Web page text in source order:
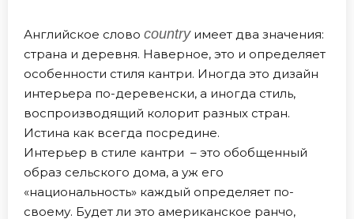
Английское слово countryимеет два значения:
страна и деревня. Наверное, это и определяет
особенности стиля кантри. Иногда это дизайн
интерьера по-деревенски, а иногда стиль,
воспроизводящий колорит разных стран.
Истина как всегда посредине.
Интерьер в стиле кантри – это обобщенный
образ сельского дома, а уж его
«национальность» каждый определяет по-
своему. Будет ли это американское ранчо,